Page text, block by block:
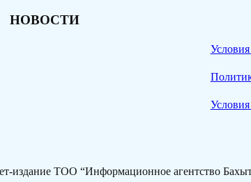
НОВОСТИ
издание ТОО “Информационное агентство